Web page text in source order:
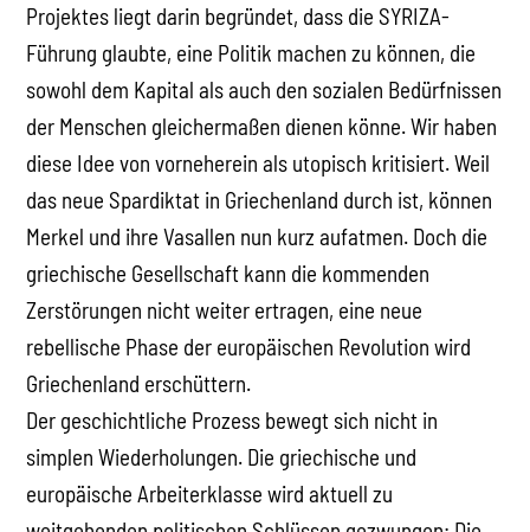
Projektes liegt darin begründet, dass die SYRIZA-
Führung glaubte, eine Politik machen zu können, die
sowohl dem Kapital als auch den sozialen Bedürfnissen
der Menschen gleichermaßen dienen könne. Wir haben
diese Idee von vorneherein als utopisch kritisiert. Weil
das neue Spardiktat in Griechenland durch ist, können
Merkel und ihre Vasallen nun kurz aufatmen. Doch die
griechische Gesellschaft kann die kommenden
Zerstörungen nicht weiter ertragen, eine neue
rebellische Phase der europäischen Revolution wird
Griechenland erschüttern.
Der geschichtliche Prozess bewegt sich nicht in
simplen Wiederholungen. Die griechische und
europäische Arbeiterklasse wird aktuell zu